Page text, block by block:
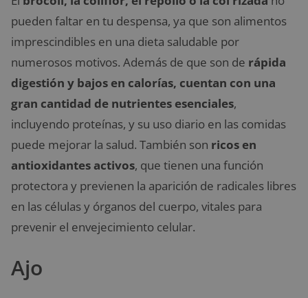
pueden faltar en tu despensa, ya que son alimentos
imprescindibles en una dieta saludable por
numerosos motivos. Además de que son de rápida
digestión y bajos en calorías, cuentan con una
gran cantidad de nutrientes esenciales,
incluyendo proteínas, y su uso diario en las comidas
puede mejorar la salud. También son ricos en
antioxidantes activos, que tienen una función
protectora y previenen la aparición de radicales libres
en las células y órganos del cuerpo, vitales para
prevenir el envejecimiento celular.
Ajo